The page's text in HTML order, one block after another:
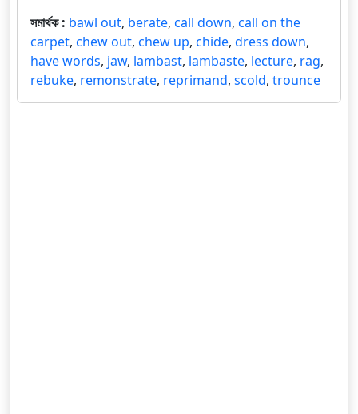
সমার্থক : bawl out, berate, call down, call on the
carpet, chew out, chew up, chide, dress down,
have words, jaw, lambast, lambaste, lecture, rag,
rebuke, remonstrate, reprimand, scold, trounce